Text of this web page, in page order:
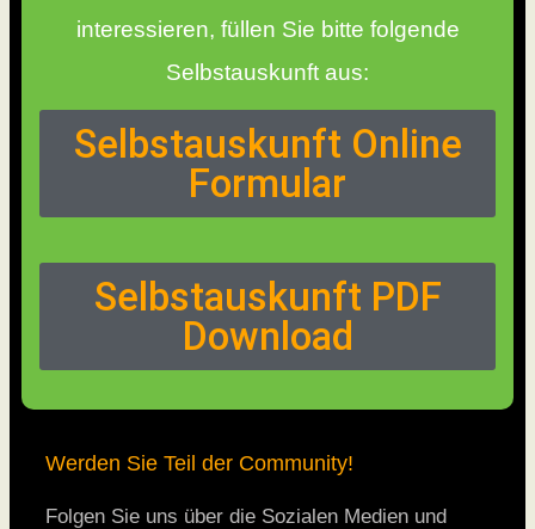
interessieren, füllen Sie bitte folgende
Selbstauskunft aus:
Selbstauskunft Online
Formular
Selbstauskunft PDF
Download
Werden Sie Teil der Community!
Folgen Sie uns über die Sozialen Medien und